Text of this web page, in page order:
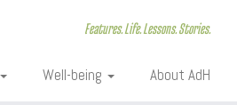
Features. Life. Lessons. Stories.
Well-being About AdH